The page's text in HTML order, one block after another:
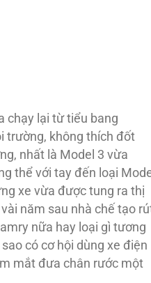
chạy lại từ tiểu bang
trường, không thích đốt
nhất là Model 3 vừa
thể với tay đến loại
xe vừa được tung ra thị
năm sau nhà chế tạo
nữa hay loại gì tương
có cơ hội dùng xe điện
mắt đưa chân rước một